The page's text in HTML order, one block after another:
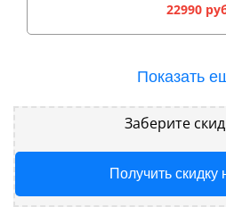
22990
Показать
Заберите
Получить скидку